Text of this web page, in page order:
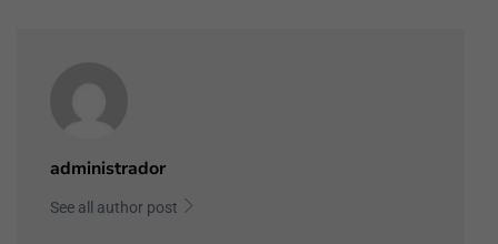
administrador
See all author post